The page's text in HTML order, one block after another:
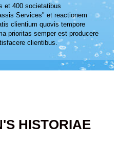
et 400 societatibus
Services" et reactionem
clientium quovis tempore
prioritas semper est producere
clientibus.
HISTORIAE